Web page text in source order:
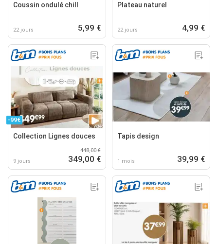
Coussin ondulé chill
22 jours 5,99 €
Plateau naturel
22 jours 4,99 €
-99€
Collection Lignes douces
9 jours
448,00 €
349,00 €
Tapis design
1 mois 39,99 €